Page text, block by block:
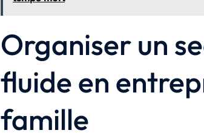
Organiser un
fluide en
famille